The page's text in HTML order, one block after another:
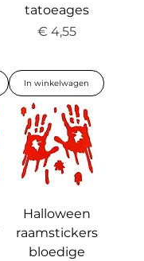
tatoeages
Prijs
€ 4,55
In winkelwagen
Halloween
raamstickers
bloedige